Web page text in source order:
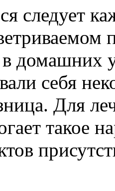
следует
домашних
себя
Для
такое